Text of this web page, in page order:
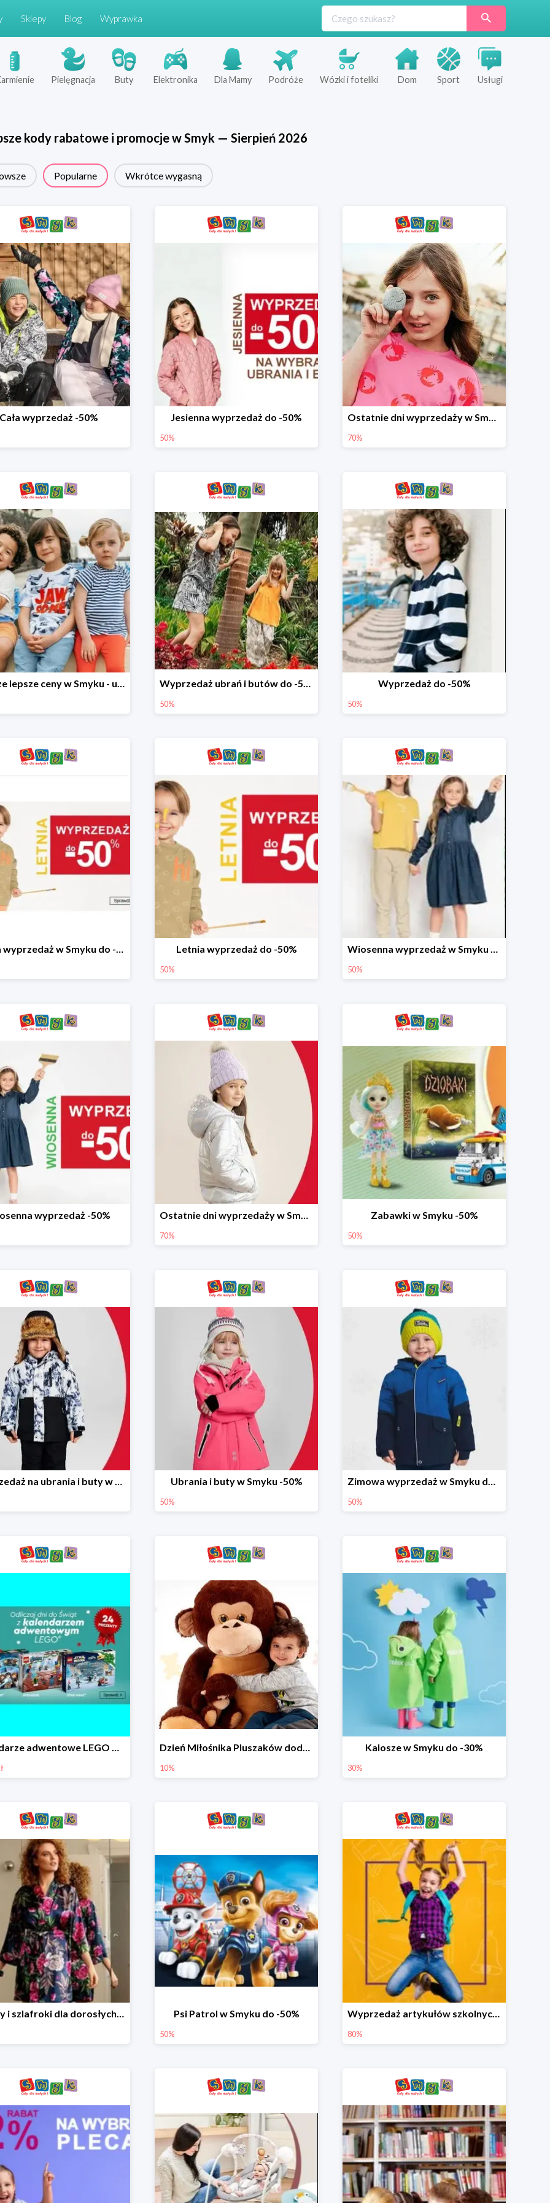
Sklepy Blog Wyprawka
Pielęgnacja Buty Elektronika Dla Mamy Podróże Wózki i foteliki Dom Sport Usługi
kody rabatowe i promocje wSmyk — Sierpień 2026
Popularne Wkrótce wygasną
wyprzedaż -50% Jesienna wyprzedaż do -50%
50%
Ostatnie dni wyprzedaży w Smyku - ubrania i buty do -70%
70%
Jeszcze lepsze ceny w Smyku - ubrania i buty do -70% Wyprzedaż ubrań i butów do -50%
50%
Wyprzedaż do -50%
50%
Letnia wyprzedaż w Smyku do -50% Letnia wyprzedaż do -50%
50%
Wiosenna wyprzedaż w Smyku do -50%
50%
wyprzedaż -50% Ostatnie dni wyprzedaży w Smyku do -70%
70%
Zabawki w Smyku -50%
50%
Wyprzedaż na ubrania i buty w Smyku do -70% Ubrania i buty w Smyku -50%
50%
Zimowa wyprzedaż w Smyku do -50%
50%
Kalendarze adwentowe LEGO w Smyku w super cenie Dzień Miłośnika Pluszaków dodatkowy rabat -10%
10%
Kalosze w Smyku do -30%
30%
Piżamy i szlafroki dla dorosłych w Smyku do -30% Psi Patrol w Smyku do -50%
50%
Wyprzedaż artykułów szkolnych w Smyku do -80%
80%